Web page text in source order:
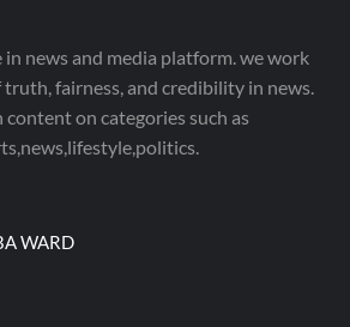
in news and media platform. we work
fairness, and credibility in news.
content on categories such as
WARD